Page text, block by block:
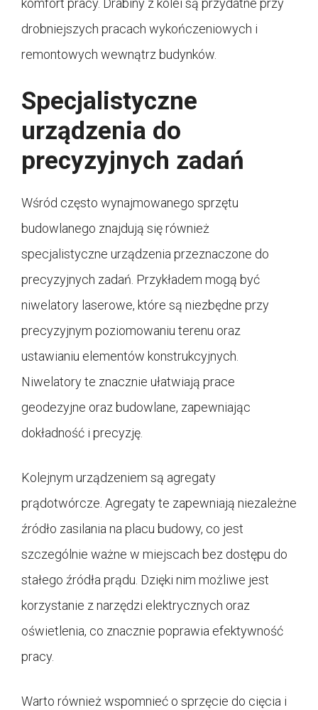
komfort pracy. Drabiny z kolei są przydatne przy
drobniejszych pracach wykończeniowych i
remontowych wewnątrz budynków.
Specjalistyczne
urządzenia do
precyzyjnych zadań
Wśród często wynajmowanego sprzętu
budowlanego znajdują się również
specjalistyczne urządzenia przeznaczone do
precyzyjnych zadań. Przykładem mogą być
niwelatory laserowe, które są niezbędne przy
precyzyjnym poziomowaniu terenu oraz
ustawianiu elementów konstrukcyjnych.
Niwelatory te znacznie ułatwiają prace
geodezyjne oraz budowlane, zapewniając
dokładność i precyzję.
Kolejnym urządzeniem są agregaty
prądotwórcze. Agregaty te zapewniają niezależne
źródło zasilania na placu budowy, co jest
szczególnie ważne w miejscach bez dostępu do
stałego źródła prądu. Dzięki nim możliwe jest
korzystanie z narzędzi elektrycznych oraz
oświetlenia, co znacznie poprawia efektywność
pracy.
Warto również wspomnieć o sprzęcie do cięcia i